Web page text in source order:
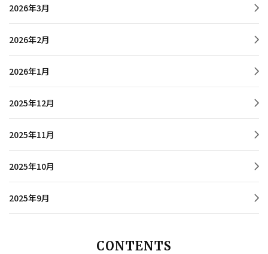
2026年3月
2026年2月
2026年1月
2025年12月
2025年11月
2025年10月
2025年9月
CONTENTS